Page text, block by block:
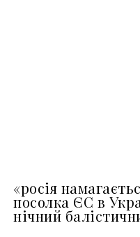
«росія
посолка ЄС в
нічний